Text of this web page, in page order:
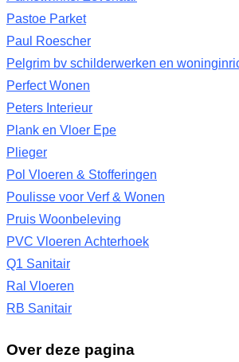
Pastoe Parket
Paul Roescher
Pelgrim bv schilderwerken en
Perfect Wonen
Peters Interieur
Plank en Vloer Epe
Plieger
Pol Vloeren & Stofferingen
Poulisse voor Verf & Wonen
Pruis Woonbeleving
PVC Vloeren Achterhoek
Q1 Sanitair
Ral Vloeren
RB Sanitair
Over deze pagina